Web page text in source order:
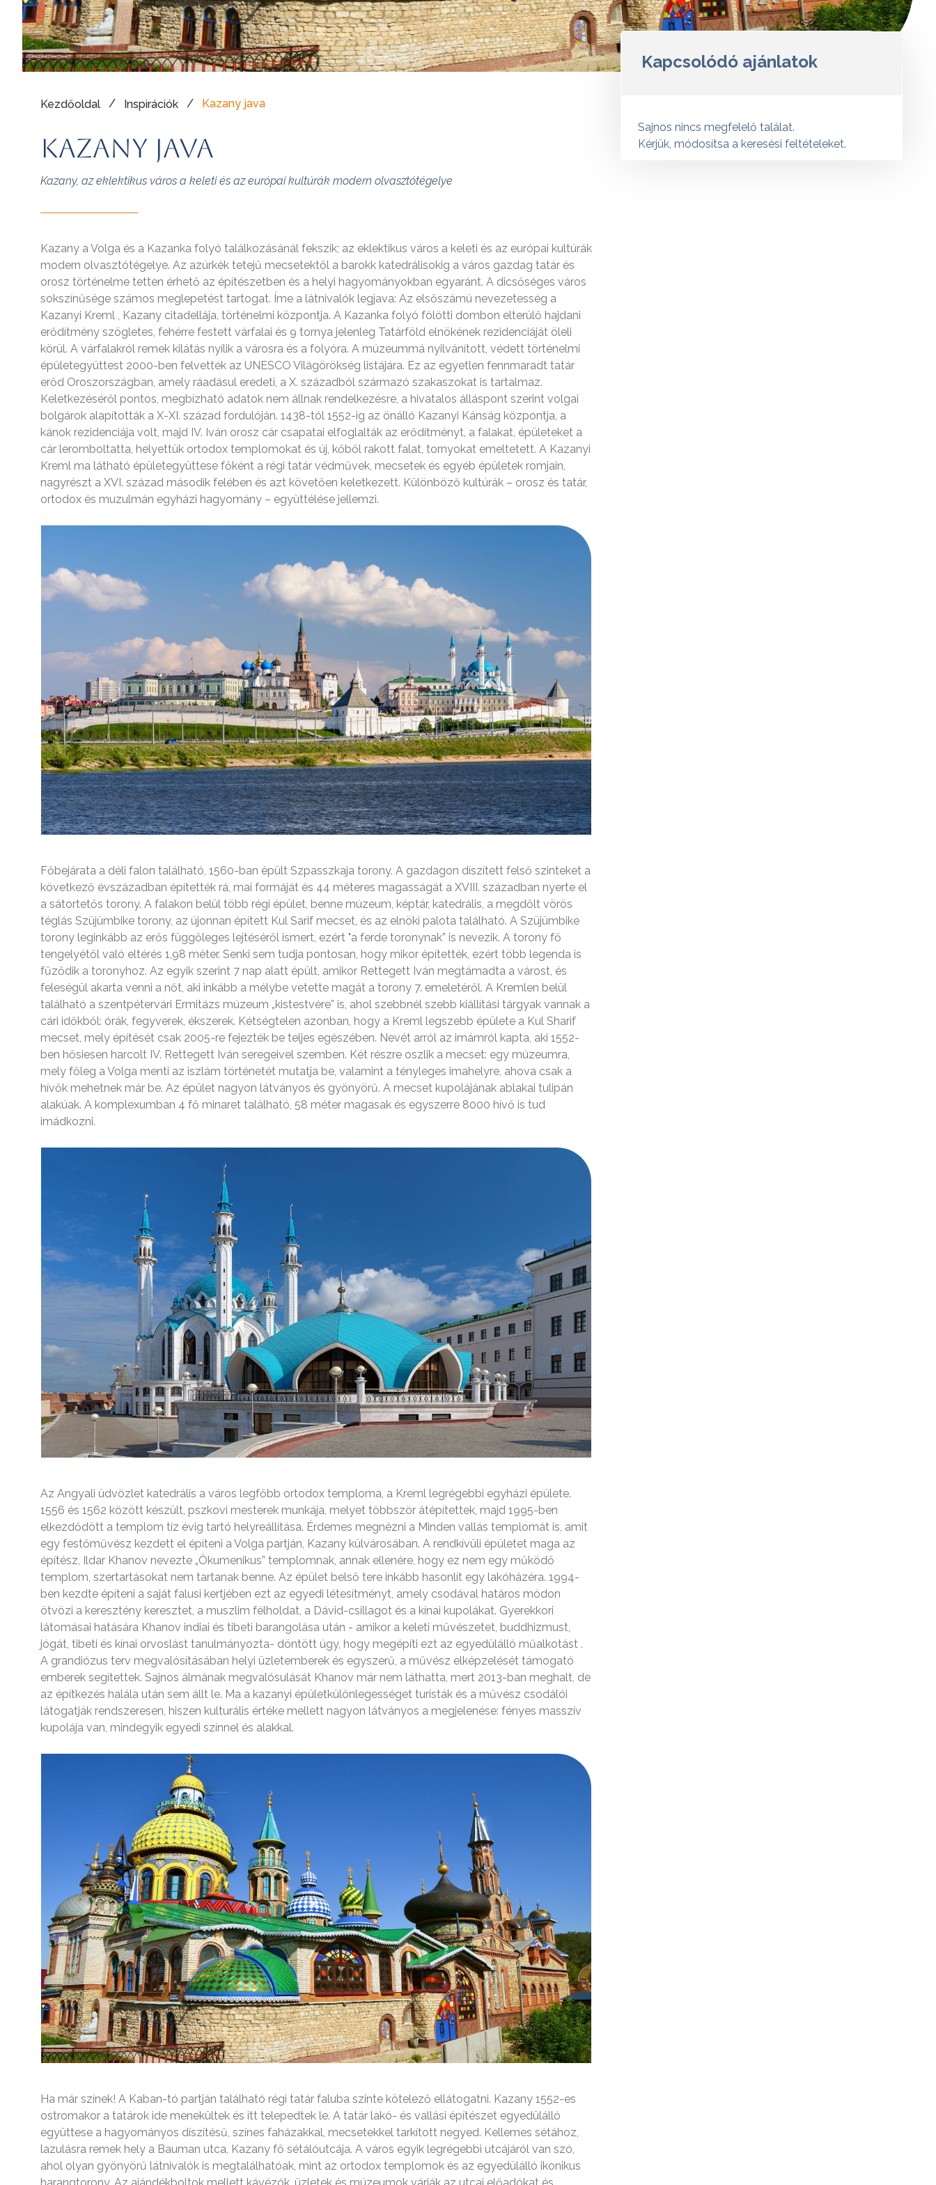
Kezdőoldal / Inspirációk / Kazany java
Kazany java
Kazany, az eklektikus város a keleti és az európai kultúrák modern olvasztótégelye
Kazany a Volga és a Kazanka folyó találkozásánál fekszik; az eklektikus város a keleti és az európai kultúrák
modern olvasztótégelye. Az azúrkék tetejű mecsetektől a barokk katedrálisokig a város gazdag tatár és
orosz történelme tetten érhető az építészetben és a helyi hagyományokban egyaránt. A dicsőséges város
sokszínűsége számos meglepetést tartogat. Íme a látnivalók legjava: Az elsőszámú nevezetesség a
Kazanyi Kreml , Kazany citadellája, történelmi központja. A Kazanka folyó fölötti dombon elterülő hajdani
erődítmény szögletes, fehérre festett várfalai és 9 tornya jelenleg Tatárföld elnökének rezidenciáját öleli
körül. A várfalakról remek kilátás nyílik a városra és a folyóra. A múzeummá nyilvánított, védett történelmi
épületegyüttest 2000-ben felvették az UNESCO Világörökség listájára. Ez az egyetlen fennmaradt tatár
erőd Oroszországban, amely ráadásul eredeti, a X. századból származó szakaszokat is tartalmaz.
Keletkezéséről pontos, megbízható adatok nem állnak rendelkezésre, a hivatalos álláspont szerint volgai
bolgárok alapították a X-XI. század fordulóján. 1438-tól 1552-ig az önálló Kazanyi Kánság központja, a
kánok rezidenciája volt, majd IV. Iván orosz cár csapatai elfoglalták az erődítményt, a falakat, épületeket a
cár leromboltatta, helyettük ortodox templomokat és új, kőből rakott falat, tornyokat emeltetett. A Kazanyi
Kreml ma látható épületegyüttese főként a régi tatár védművek, mecsetek és egyéb épületek romjain,
nagyrészt a XVI. század második felében és azt követően keletkezett. Különböző kultúrák – orosz és tatár,
ortodox és muzulmán egyházi hagyomány – együttélése jellemzi.
Főbejárata a déli falon található, 1560-ban épült Szpasszkaja torony. A gazdagon díszített felső szinteket a
következő évszázadban építették rá, mai formáját és 44 méteres magasságát a XVIII. században nyerte el
a sátortetős torony. A falakon belül több régi épület, benne múzeum, képtár, katedrális, a megdőlt vörös
téglás Szüjümbike torony, az újonnan épített Kul Sarif mecset, és az elnöki palota található. A Szüjümbike
torony leginkább az erős függőleges lejtéséről ismert, ezért "a ferde toronynak” is nevezik. A torony fő
tengelyétől való eltérés 1,98 méter. Senki sem tudja pontosan, hogy mikor építették, ezért több legenda is
fűződik a toronyhoz. Az egyik szerint 7 nap alatt épült, amikor Rettegett Iván megtámadta a várost, és
feleségül akarta venni a nőt, aki inkább a mélybe vetette magát a torony 7. emeletéről. A Kremlen belül
található a szentpétervári Ermitázs múzeum „kistestvére” is, ahol szebbnél szebb kiállítási tárgyak vannak a
cári időkből: órák, fegyverek, ékszerek. Kétségtelen azonban, hogy a Kreml legszebb épülete a Kul Sharif
mecset, mely építését csak 2005-re fejezték be teljes egészében. Nevét arról az imámról kapta, aki 1552-
ben hősiesen harcolt IV. Rettegett Iván seregeivel szemben. Két részre oszlik a mecset: egy múzeumra,
mely főleg a Volga menti az iszlám történetét mutatja be, valamint a tényleges imahelyre, ahova csak a
hívők mehetnek már be. Az épület nagyon látványos és gyönyörű. A mecset kupolájának ablakai tulipán
alakúak. A komplexumban 4 fő minaret található, 58 méter magasak és egyszerre 8000 hívő is tud
imádkozni.
Az Angyali üdvözlet katedrális a város legfőbb ortodox temploma, a Kreml legrégebbi egyházi épülete.
1556 és 1562 között készült, pszkovi mesterek munkája, melyet többször átépítettek, majd 1995-ben
elkezdődött a templom tíz évig tartó helyreállítása. Érdemes megnézni a Minden vallás templomát is, amit
egy festőművész kezdett el építeni a Volga partján, Kazany külvárosában. A rendkívüli épületet maga az
építész, Ildar Khanov nevezte „Ökumenikus” templomnak, annak ellenére, hogy ez nem egy működő
templom, szertartásokat nem tartanak benne. Az épület belső tere inkább hasonlít egy lakóházéra. 1994-
ben kezdte építeni a saját falusi kertjében ezt az egyedi létesítményt, amely csodával határos módon
ötvözi a keresztény keresztet, a muszlim félholdat, a Dávid-csillagot és a kínai kupolákat. Gyerekkori
látomásai hatására Khanov indiai és tibeti barangolása után - amikor a keleti művészetet, buddhizmust,
jógát, tibeti és kínai orvoslást tanulmányozta- döntött úgy, hogy megépíti ezt az egyedülálló műalkotást .
A grandiózus terv megvalósításában helyi üzletemberek és egyszerű, a művész elképzelését támogató
emberek segítettek. Sajnos álmának megvalósulását Khanov már nem láthatta, mert 2013-ban meghalt, de
az építkezés halála után sem állt le. Ma a kazanyi épületkülönlegességet turisták és a művész csodálói
látogatják rendszeresen, hiszen kulturális értéke mellett nagyon látványos a megjelenése: fényes masszív
kupolája van, mindegyik egyedi színnel és alakkal.
Ha már színek! A Kaban-tó partján található régi tatár faluba szinte kötelező ellátogatni. Kazany 1552-es
ostromakor a tatárok ide menekültek és itt telepedtek le. A tatár lakó- és vallási építészet egyedülálló
együttese a hagyományos díszítésű, színes faházakkal, mecsetekkel tarkított negyed. Kellemes sétához,
lazulásra remek hely a Bauman utca, Kazany fő sétálóutcája. A város egyik legrégebbi utcájáról van szó,
ahol olyan gyönyörű látnivalók is megtalálhatóak, mint az ortodox templomok és az egyedülálló ikonikus
Kapcsolódó ajánlatok
Sajnos nincs megfelelő találat.
Kérjük, módosítsa a keresési feltételeket.